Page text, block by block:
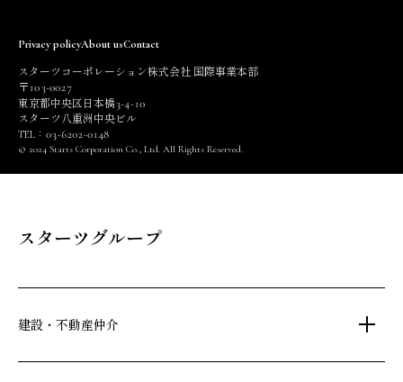
Privacy policyAbout usContact
スターツコーポレーション株式会社 国際事業本部
〒 103-0027
東京都中央区日本橋3-4-10
スターツ八重洲中央ビル
TEL： 03-6202-0148
© 2024 Starts Corporation Co., Ltd. All Rights Reserved.
スターツグループ
建設・不動産仲介